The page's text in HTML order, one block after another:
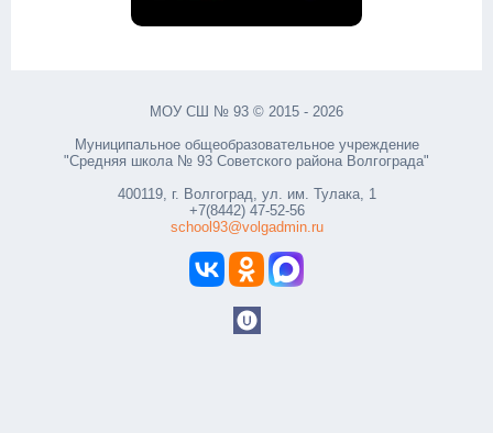
МОУ СШ № 93 © 2015 - 2026
Муниципальное общеобразовательное учреждение
"Средняя школа № 93 Советского района Волгограда"
400119, г. Волгоград, ул. им. Тулака, 1
+7(8442) 47-52-56
school93@volgadmin.ru